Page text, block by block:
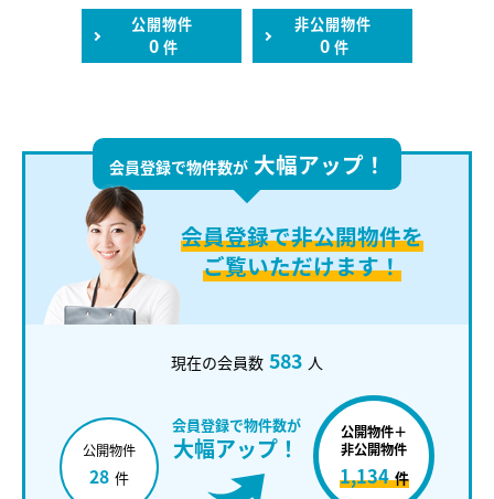
公開物件
0 件
非公開物件
0 件
会員登録で物件数が 大幅アップ！
会員登録で非公開物件を
ご覧いただけます！
現在の会員数 583 人
会員登録で物件数が
大幅アップ！
公開物件
28 件
公開物件＋
非公開物件
1,134 件